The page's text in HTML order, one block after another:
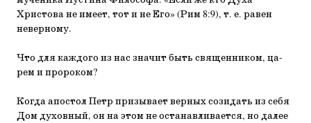
Христова не имеет, тот и не Его» (Рим 8:9), т. е. равен
неверному.
Что для каждого из нас значит быть священником, ца­
рем и пророком?
Когда апостол Петр призывает верных созидать из себя
Дом духовный, он на этом не останавливается, но далее